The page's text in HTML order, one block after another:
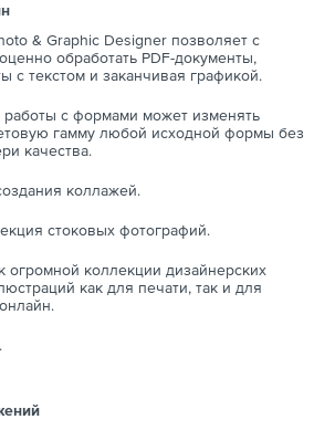
& Graphic Designer позволяет с
обработать PDF-документы,
с текстом и заканчивая графикой.
работы с формами может изменять
гамму любой исходной формы без
качества.
коллажей.
стоковых фотографий.
огромной коллекции дизайнерских
как для печати, так и для